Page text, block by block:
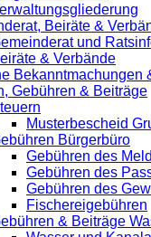
Beiräte &
und
& Verbände
Bekanntmachungen
Gebühren & Beiträge
Musterbescheid
Bürgerbüro
Gebühren des
Gebühren des
Gebühren des
Fischereigebühren
& Beiträge